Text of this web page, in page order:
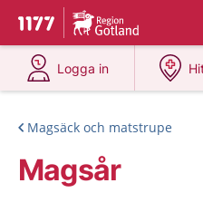
Till startsidan för 1177
Du har valt region
Logga in
på 1177.se
Magsäck och matstrupe
Magsår